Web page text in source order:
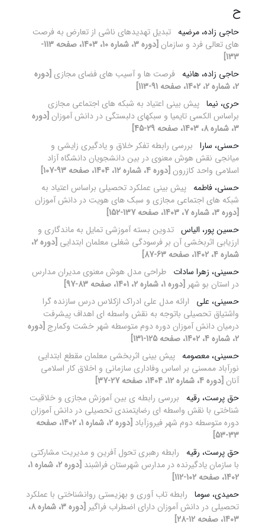
ح
حاجی زاده، مرضیه تبدیل تهدیدهای ناشی از تعارض به فرصت
های تعالی فرد و سازمان
[دوره 3، شماره 10، 1403، صفحه 113-
133]
حاجی زاده، هانیه فرصت ها و آسیب های فضای مجازی [دوره
2، شماره 2، 1402، صفحه 91-113]
حری، نیما پیش ‏بینی اعتیاد به شبکه ‏های اجتماعی مجازی
براساس الکسی تایمیا و سبک‏های دلبستگی در دانش ‏آموزان [دوره
3، شماره 8، 1403، صفحه 29-45]
حسنی، سارا بررسی رابطه تفکر خلاق و یادگیری زایشی و
میانجی نقش هوش معنوی در بین دانشجویان دانشگاه آزاد
اسلامی واحد کازرون [دوره 4، شماره 12، 1404، صفحه 93-107]
حسنی، فاطمه پیش‏ بینی عملکرد تحصیلی براساس اعتیاد به
شبکه‏ های اجتماعی مجازی و سبک‏ های هویت در دانش ‏آموزان
[دوره 3، شماره 7، 1403، صفحه 137-152]
حسین پور، الیاس تدوین بسته آموزشی تمایل به ماندگاری و
ارزیابی اثربخشی آن بر فرسودگی شغلی معلمان ابتدایی
[دوره 2،
شماره 4، 1402، صفحه 63-87]
حسینی، زهرا سادات طراحی مدل هوش معنوی مدیران مدارس
در استان بو شهر [دوره 1، شماره 2، 1401، صفحه 83-97]
حسینی، علی
ارائه مدل علی ادراک ازکلاس درس سازنده گرا
واشتیاق تحصیلی باتوجه به نقش واسطه ای اهداف پیشرفت
درمیان دانش آموزان دوره دوم متوسطه شهر خشت وکمارج [دوره
2، شماره 4، 1402، صفحه 125-131]
حسینی، معصومه پیش بینی اثربخشی معلمان مقطع ابتدایی
نورآباد ممسنی بر اساس وفاداری سازمانی و اخلاق کار اسلامی
آنان [دوره 4، شماره 12، 1404، صفحه 27-37]
حق پرست، رقیه بررسی رابطه ی بین آموزش مجازی و خلاقیت
شناختی با نقش واسطه ای رضایتمندی تحصیلی در دانش آموزان
دوره متوسطه دوم شهر فیروزآباد
[دوره 2، شماره 1، 1402، صفحه
33-53]
حق پرست، رقیه رابطه رهبری تحول آفرین و مدیریت مشارکتی
با سازمان یادگیرنده در مدارس شهرستان فراشبند
[دوره 2، شماره 1،
1402، صفحه 102-112]
حمیدی، سوما رابطه تاب‏ آوری و بهزیستی روانشناختی با عملکرد
تحصیلی در دانش ‏آموزان دارای اضطراب فراگیر
[دوره 3، شماره 8،
1403، صفحه 12-28]